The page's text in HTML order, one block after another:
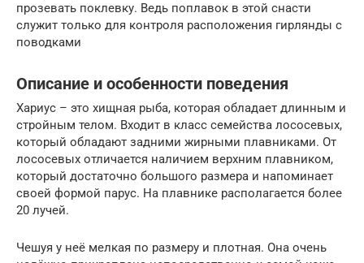
прозевать поклевку. Ведь поплавок в этой снасти
служит только для контроля расположения гирлянды с
поводками
Описание и особенности поведения
Хариус – это хищная рыба, которая обладает длинным и
стройным телом. Входит в класс семейства лососевых,
который обладают задними жирными плавниками. От
лососевых отличается наличием верхним плавником,
который достаточно большого размера и напоминает
своей формой парус. На плавнике располагается более
20 лучей.
Чешуя у неё мелкая по размеру и плотная. Она очень